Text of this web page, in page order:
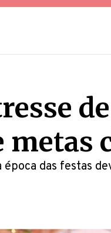
metas
das festas